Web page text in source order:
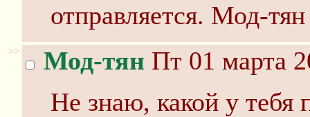
отправляется. Мод-тян
>> Мод-тян Пт 01 марта
Не знаю, какой у тебя